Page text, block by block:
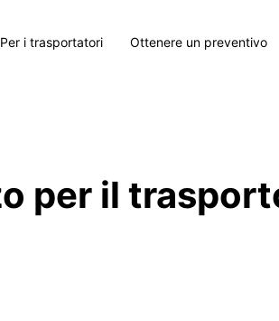
Per i trasportatori Ottenere un preventivo
per il